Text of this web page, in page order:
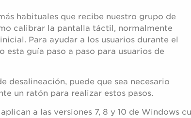
habituales que recibe nuestro grupo de
calibrar la pantalla táctil, normalmente
Para ayudar a los usuarios durante el
esta guía paso a paso para usuarios de
desalineación, puede que sea necesario
un ratón para realizar estos pasos.
a las versiones 7, 8 y 10 de Windows